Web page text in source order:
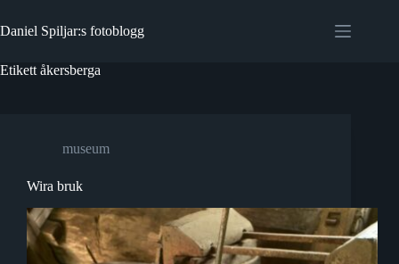
till
innehåll
Daniel Spiljar:s fotoblogg
Etikett åkersberga
museum
Wira bruk